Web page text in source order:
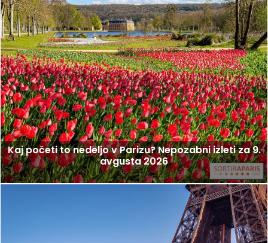
Kaj početi to nedeljo v Parizu? Nepozabni izleti za 9.
avgusta 2026